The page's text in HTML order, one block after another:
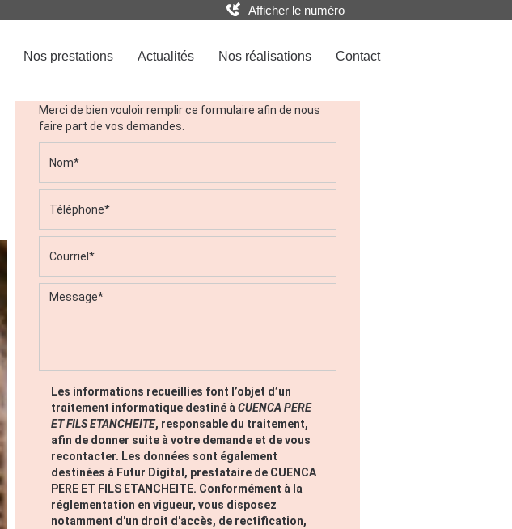
Afficher le numéro
Nos prestations Actualités Nos réalisations Contact
Merci de bien vouloir remplir ce formulaire afin de nous
faire part de vos demandes.
Les informations recueillies font l’objet d’un
traitement informatique destiné à CUENCA PERE
ET FILS ETANCHEITE, responsable du traitement,
afin de donner suite à votre demande et de vous
recontacter. Les données sont également
destinées à Futur Digital, prestataire de CUENCA
PERE ET FILS ETANCHEITE. Conformément à la
réglementation en vigueur, vous disposez
notamment d'un droit d'accès, de rectification,